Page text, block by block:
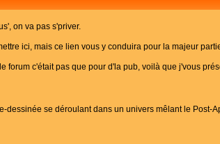
on va pas s'priver.
ici, mais ce lien vous y conduira pour la majeur
forum c'était pas que pour d'la pub, voilà que j'vous
dessinée se déroulant dans un univers mêlant le Post-